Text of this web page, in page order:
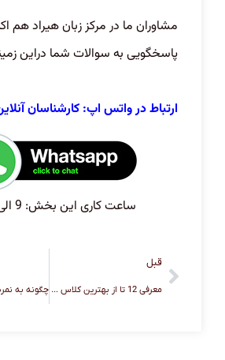
مشاوران ما در مرکز زبان هیراد هم
پاسخگویی به سوالات شما دراین
ارتباط در واتس اپ: کارشناسان
ساعت کاری این بخش: 9 الی 20:30
قبل
معرفی 12 تا از بهترین کلاس آیلتس تهران-سال 1403